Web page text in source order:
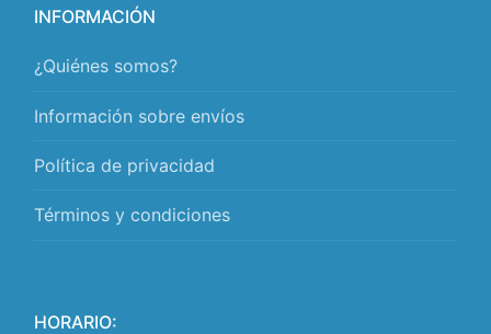
INFORMACIÓN
¿Quiénes somos?
Información sobre envíos
Política de privacidad
Términos y condiciones
HORARIO: